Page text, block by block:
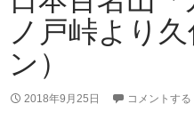
ピ
ス
ノ戸峠より
ン）
2018年9月25日 コメントする